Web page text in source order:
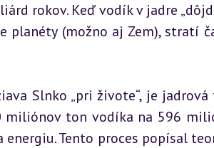
rokov. Keď vodík v jadre
planéty (možno aj Zem), stratí
Slnko „pri živote“, je
miliónov ton vodíka na 596
Tento proces popísal